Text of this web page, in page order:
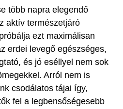
több napra elegendő
aktív természetjáró
ezt maximálisan
erdei levegő egészséges,
és jó eséllyel nem sok
Arról nem is
csodálatos tájai így,
fel a legbensőségesebb